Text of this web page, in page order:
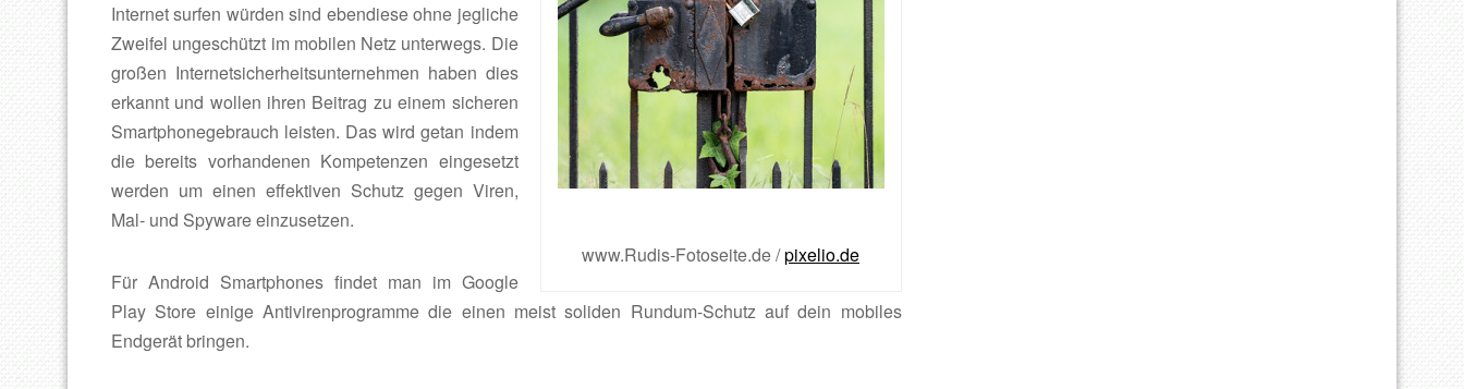
www.Rudis-Fotoseite.de /pixelio.de
Internet surfen würden sind ebendiese ohne jegliche
Zweifel ungeschützt im mobilen Netz unterwegs. Die
großen Internetsicherheitsunternehmen haben dies
erkannt und wollen ihren Beitrag zu einem sicheren
Smartphonegebrauch leisten. Das wird getan indem
die bereits vorhandenen Kompetenzen eingesetzt
werden um einen effektiven Schutz gegen Viren,
Mal- und Spyware einzusetzen.
Für Android Smartphones findet man im Google
Play Store einige Antivirenprogramme die einen meist soliden Rundum-Schutz auf dein mobiles
Endgerät bringen.